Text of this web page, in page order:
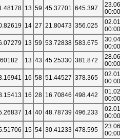
13 59 45.37701 645.397
00:00
14 27 21.80473 356.025
00:00
13 59 53.72838 583.675
00:00
13 43 45.25330 381.872
00:00
16 58 51.44527 378.365
00:00
16 28 16.70846 498.442
00:00
14 40 48.78739 496.233
00:00
15 54 30.41233 478.595
00:00